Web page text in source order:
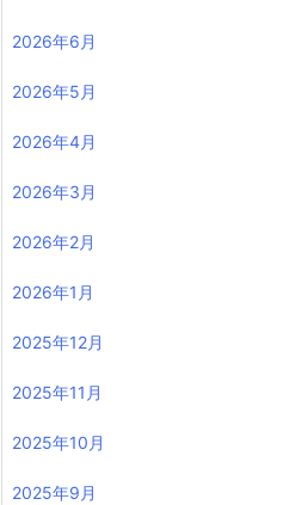
2026年6月
2026年5月
2026年4月
2026年3月
2026年2月
2026年1月
2025年12月
2025年11月
2025年10月
2025年9月